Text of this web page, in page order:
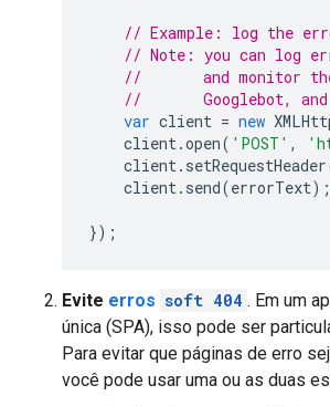
// Example: log the
// Note: you can log
//       and monitor
//       Googlebot, and
var client = new
client.open( 'POST' ,
client. setRequestHeader
client. send(errorText);
});
Evite erros soft 404 . Em um
única (SPA), isso pode ser
Para evitar que páginas de erro
você pode usar uma ou as duas